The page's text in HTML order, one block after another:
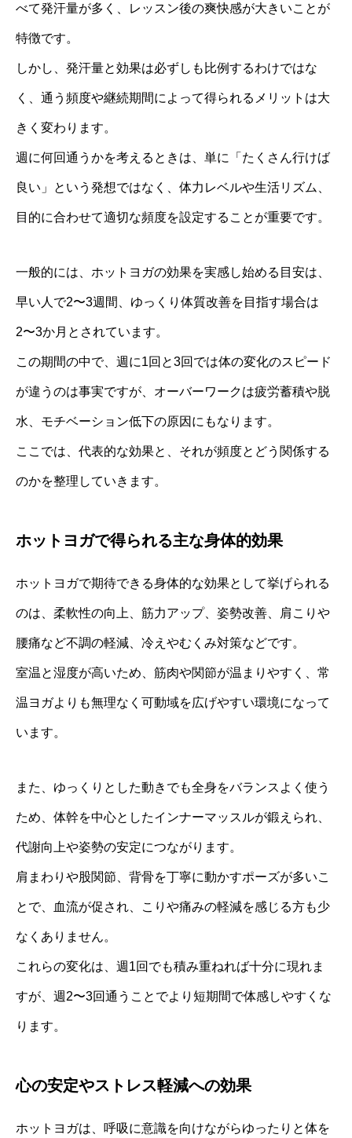
べて発汗量が多く、レッスン後の爽快感が大きいことが
特徴です。
しかし、発汗量と効果は必ずしも比例するわけではな
く、通う頻度や継続期間によって得られるメリットは大
きく変わります。
週に何回通うかを考えるときは、単に「たくさん行けば
良い」という発想ではなく、体力レベルや生活リズム、
目的に合わせて適切な頻度を設定することが重要です。
一般的には、ホットヨガの効果を実感し始める目安は、
早い人で2〜3週間、ゆっくり体質改善を目指す場合は
2〜3か月とされています。
この期間の中で、週に1回と3回では体の変化のスピード
が違うのは事実ですが、オーバーワークは疲労蓄積や脱
水、モチベーション低下の原因にもなります。
ここでは、代表的な効果と、それが頻度とどう関係する
のかを整理していきます。
ホットヨガで得られる主な身体的効果
ホットヨガで期待できる身体的な効果として挙げられる
のは、柔軟性の向上、筋力アップ、姿勢改善、肩こりや
腰痛など不調の軽減、冷えやむくみ対策などです。
室温と湿度が高いため、筋肉や関節が温まりやすく、常
温ヨガよりも無理なく可動域を広げやすい環境になって
います。
また、ゆっくりとした動きでも全身をバランスよく使う
ため、体幹を中心としたインナーマッスルが鍛えられ、
代謝向上や姿勢の安定につながります。
肩まわりや股関節、背骨を丁寧に動かすポーズが多いこ
とで、血流が促され、こりや痛みの軽減を感じる方も少
なくありません。
これらの変化は、週1回でも積み重ねれば十分に現れま
すが、週2〜3回通うことでより短期間で体感しやすくな
ります。
心の安定やストレス軽減への効果
ホットヨガは、呼吸に意識を向けながらゆったりと体を